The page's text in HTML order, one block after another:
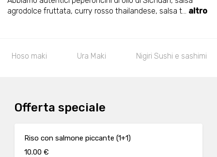
agrodolce fruttata, curry rosso thailandese, salsa t... altro
maki Ura Maki Nigiri Sushi e sashimi
Offerta speciale
Riso con salmone piccante (1+1)
10.00 €